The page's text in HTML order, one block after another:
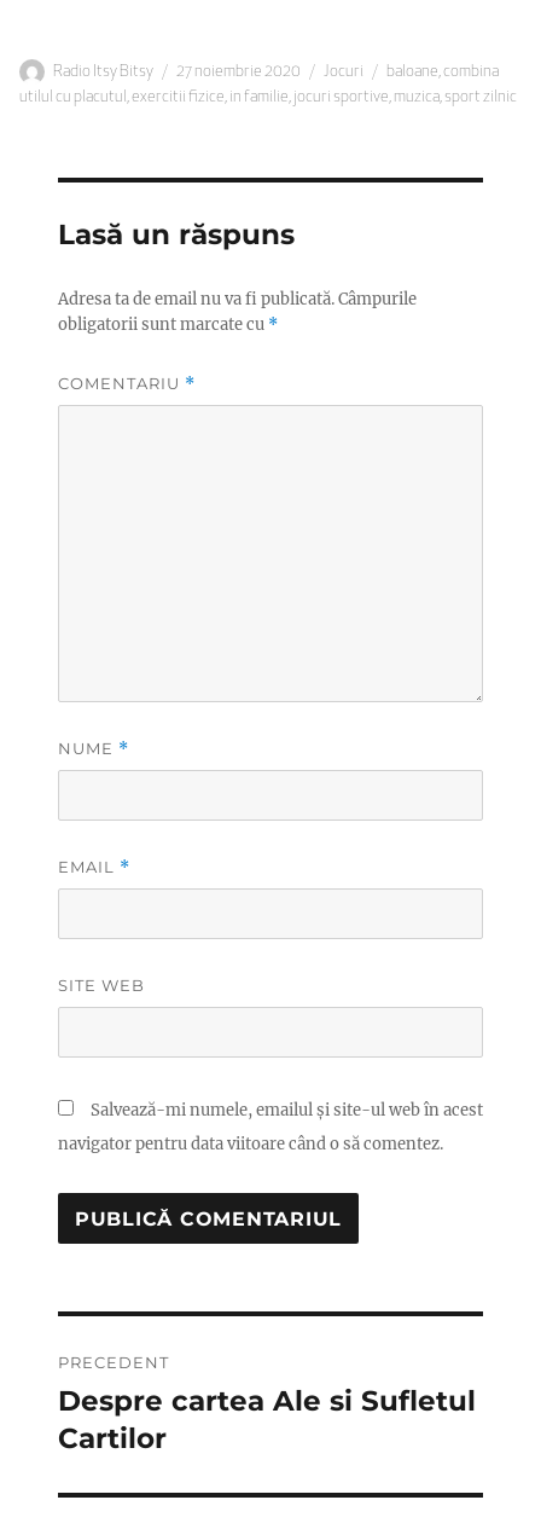
Autor
Radio Itsy Bitsy
Publicat
pe
27 noiembrie 2020 Categorii
Jocuri Etichete
baloane,combina
utilul cu placutul ,exercitii fizice, in familie, jocuri sportive, muzica, sport zilnic
Lasă un răspuns
Adresa ta de email nu va fi publicată.Câmpurile
obligatorii sunt marcate cu *
COMENTARIU *
NUME *
EMAIL *
SITE WEB
Salvează-mi numele, emailul și site-ul web în acest
navigator pentru data viitoare când o să comentez.
în
articole
PRECEDENT
Articolul
anterior:
Despre cartea Ale si Sufletul
Cartilor